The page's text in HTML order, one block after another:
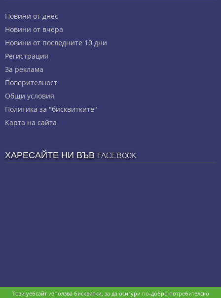
Новини от днес
Новини от вчера
Новини от последните 10 дни
Регистрация
За реклама
Πoвepитeлнocт
Общи условия
Политика за "бисквитките"
Карта на сайта
ХАРЕСАЙТЕ НИ ВЪВ FACEBOOK
© stz24.com. Developed byBPage CMS.
Този уебсайт използва бисквитки, за да осигури по-добро потребителско